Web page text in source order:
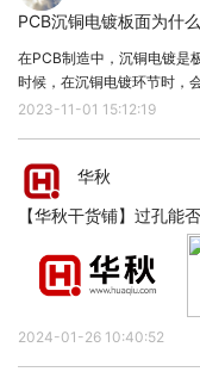
PCB沉铜电镀板面为什
在PCB制造中，沉铜电镀是
时候，在沉铜电镀环节时，
地影响了电路板的稳定性及
金
2023-11-01 15:12:19
华秋
【华秋干货铺】过孔能
2024-01-26 10:40:52